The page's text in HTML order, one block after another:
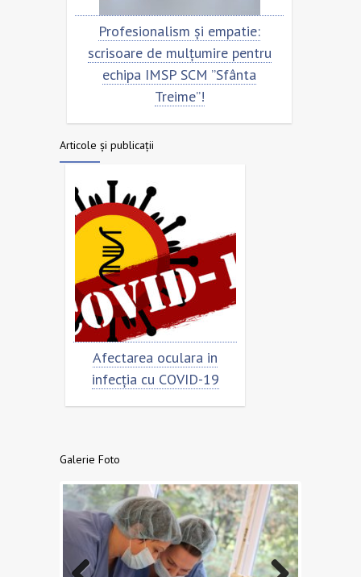
Profesionalism și empatie:
scrisoare de mulțumire pentru
echipa IMSP SCM ”Sfânta
Treime”!
Articole și publicații
Afectarea oculara in
infecția cu COVID-19
Galerie Foto